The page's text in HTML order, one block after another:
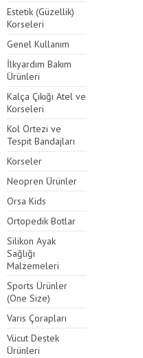
Estetik (Güzellik)
Korseleri
Genel Kullanım
İlkyardım Bakım
Ürünleri
Kalça Çıkığı Atel ve
Korseleri
Kol Ortezi ve
Tespit Bandajları
Korseler
Neopren Ürünler
Orsa Kids
Ortopedik Botlar
Silikon Ayak
Sağlığı
Malzemeleri
Sports Ürünler
(One Size)
Varis Çorapları
Vücut Destek
Ürünleri